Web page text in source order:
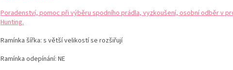
Poradenství, pomoc při výběru spodního prádla, vyzkoušení, osobní odběr v
Hunting.
Ramínka šířka: s větší velikostí se rozšiřují
Ramínka odepínání: NE